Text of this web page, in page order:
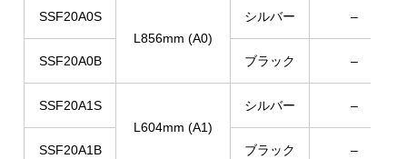
SSF20A0S
L856mm (A0)
シルバー –
SSF20A0B ブラック –
SSF20A1S
L604mm (A1)
シルバー –
SSF20A1B ブラック –